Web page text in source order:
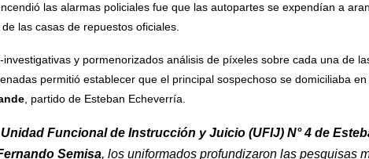
las alarmas policiales fue que las autopartes se expendían a
las casas de repuestos oficiales.
y pormenorizados análisis de píxeles sobre cada una de
permitió establecer que el principal sospechoso se domiciliaba en
, partido de Esteban Echeverría.
Unidad Funcional de Instrucción y Juicio (UFIJ) N° 4 de
Semisa, los uniformados profundizaron las pesquisas